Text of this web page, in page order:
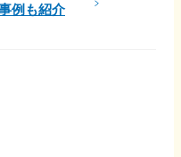
例も紹介